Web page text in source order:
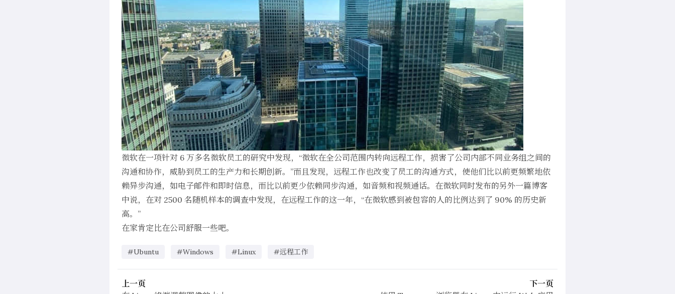
微软在一项针对 6 万多名微软员工的研究中发现，“微软在全公司范围内转向远程工作，损害了公司内部不同业务组之间的
沟通和协作，威胁到员工的生产力和长期创新。”而且发现，远程工作也改变了员工的沟通方式，使他们比以前更频繁地依
赖异步沟通，如电子邮件和即时信息，而比以前更少依赖同步沟通，如音频和视频通话。在微软同时发布的另外一篇博客
中说，在对 2500 名随机样本的调查中发现，在远程工作的这一年，“在微软感到被包容的人的比例达到了 90% 的历史新
高。”
在家肯定比在公司舒服一些吧。
#Ubuntu #Windows #Linux #远程工作
上一页
下一页